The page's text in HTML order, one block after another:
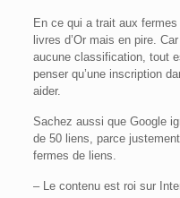
En ce qui a trait aux
livres d’Or mais en pire.
aucune classification, tout
penser qu’une inscription
aider.
Sachez aussi que Google
de 50 liens, parce
fermes de liens.
– Le contenu est roi sur